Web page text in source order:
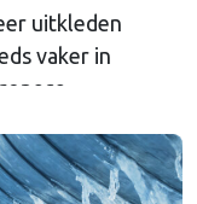
uitkleden
vaker in